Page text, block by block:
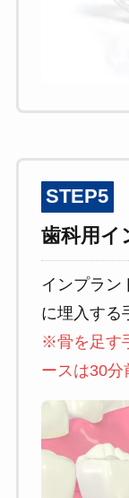
STEP5
歯科用イ
インプラン
に埋入する
※骨を足す
ースは30分